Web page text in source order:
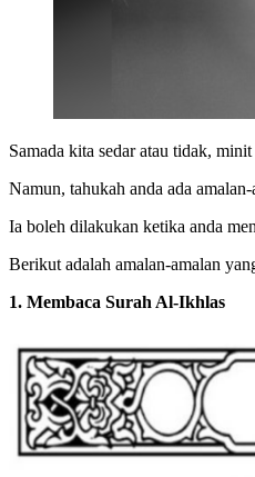
Samada kita sedar atau tidak,
Namun, tahukah anda ada
Ia boleh dilakukan ketika anda
Berikut adalah amalan-amalan
1. Membaca Surah Al-Ikhlas